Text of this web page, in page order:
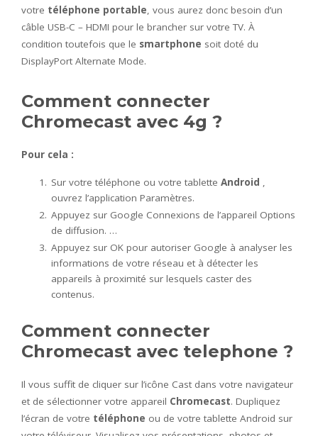
votre téléphone portable, vous aurez donc besoin d’un
câble USB-C – HDMI pour le brancher sur votre TV. À
condition toutefois que le smartphone soit doté du
DisplayPort Alternate Mode.
Comment connecter
Chromecast avec 4g ?
Pour cela :
Sur votre téléphone ou votre tablette Android ,
ouvrez l’application Paramètres.
Appuyez sur Google Connexions de l’appareil Options
de diffusion. …
Appuyez sur OK pour autoriser Google à analyser les
informations de votre réseau et à détecter les
appareils à proximité sur lesquels caster des
contenus.
Comment connecter
Chromecast avec telephone ?
Il vous suffit de cliquer sur l’icône Cast dans votre navigateur
et de sélectionner votre appareil Chromecast. Dupliquez
l’écran de votre téléphone ou de votre tablette Android sur